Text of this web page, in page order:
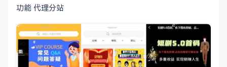
功能 代理分站